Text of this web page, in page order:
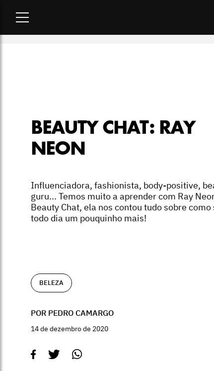
BEAUTY CHAT: RAY
NEON
Influenciadora, fashionista, body-positive,
guru... Temos muito a aprender com Ray
Beauty Chat, ela nos contou tudo sobre como
todo dia um pouquinho mais!
BELEZA
POR PEDRO CAMARGO
14 de dezembro de 2020